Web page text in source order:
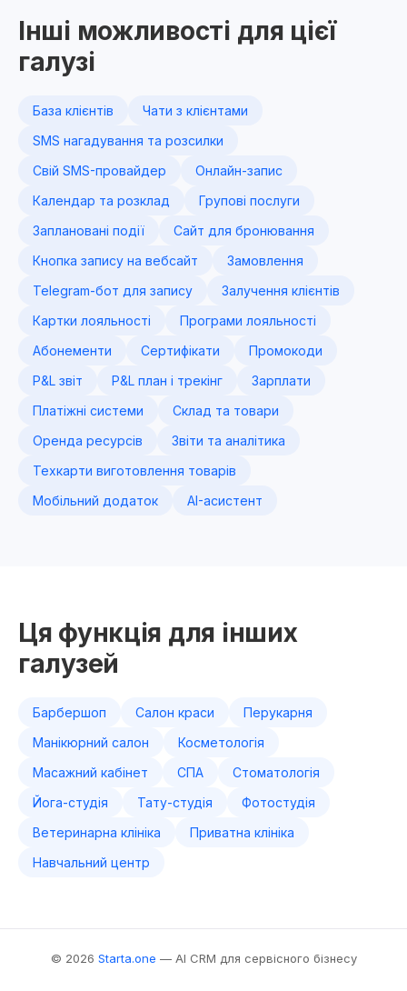
Інші можливості для цієї
галузі
База клієнтів
Чати з клієнтами
SMS нагадування та розсилки
Свій SMS-провайдер
Онлайн-запис
Календар та розклад
Групові послуги
Заплановані події
Сайт для бронювання
Кнопка запису на вебсайт
Замовлення
Telegram-бот для запису
Залучення клієнтів
Картки лояльності
Програми лояльності
Абонементи
Сертифікати
Промокоди
P&L звіт
P&L план і трекінг
Зарплати
Платіжні системи
Склад та товари
Оренда ресурсів
Звіти та аналітика
Техкарти виготовлення товарів
Мобільний додаток
AI-асистент
Ця функція для інших
галузей
Барбершоп Салон краси
Перукарня
Манікюрний салон
Косметологія
Масажний кабінет
СПА
Стоматологія
Йога-студія
Тату-студія
Фотостудія
Ветеринарна клініка
Приватна клініка
Навчальний центр
© 2026 Starta.one — AI CRM для сервісного бізнесу